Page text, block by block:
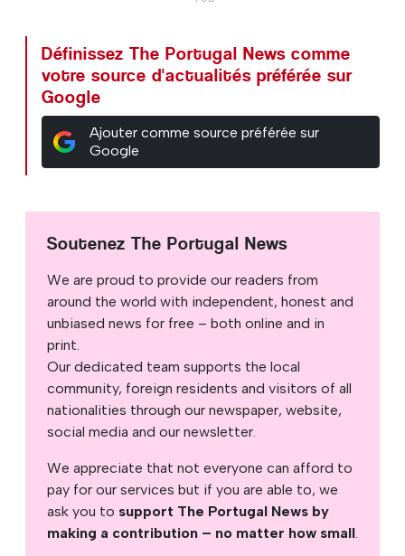
Définissez The Portugal News comme
votre source d'actualités préférée sur
Google
Ajouter comme source préférée sur
Google
Soutenez The Portugal News
We are proud to provide our readers from
around the world with independent, honest and
unbiased news for free – both online and in
print.
Our dedicated team supports the local
community, foreign residents and visitors of all
nationalities through our newspaper, website,
social media and our newsletter.
We appreciate that not everyone can afford to
pay for our services but if you are able to, we
ask you to support The Portugal News by
making a contribution – no matter how small.